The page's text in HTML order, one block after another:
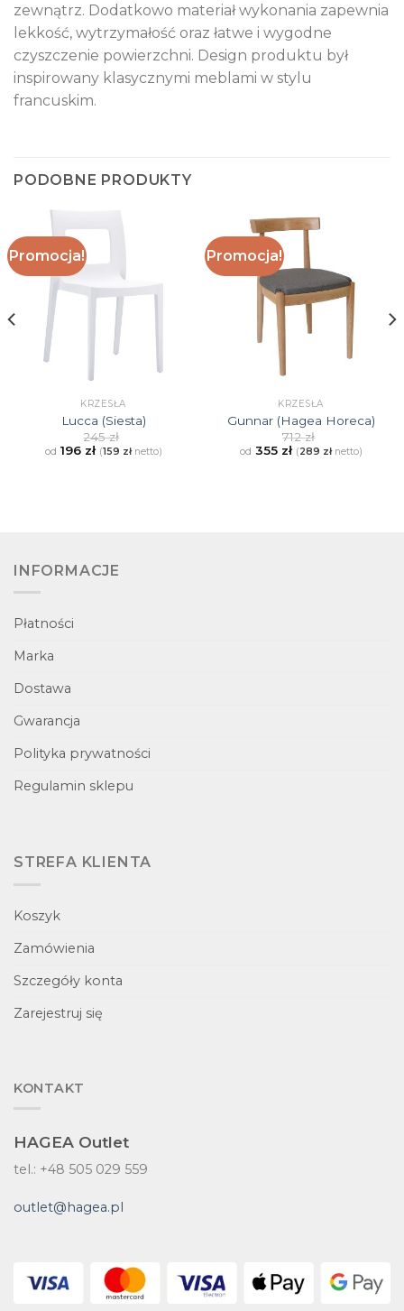
zewnątrz. Dodatkowo materiał wykonania zapewnia
lekkość, wytrzymałość oraz łatwe i wygodne
czyszczenie powierzchni. Design produktu był
inspirowany klasycznymi meblami w stylu
francuskim.
PODOBNE PRODUKTY
Promocja!
KRZESŁA
Lucca (Siesta)
245zł
od 196 zł (159 złnetto)
Promocja!
KRZESŁA
Gunnar (Hagea Horeca)
712zł
od 355 zł (289 złnetto)
INFORMACJE
Płatności
Marka
Dostawa
Gwarancja
Polityka prywatności
Regulamin sklepu
STREFA KLIENTA
Koszyk
Zamówienia
Szczegóły konta
Zarejestruj się
KONTAKT
HAGEA Outlet
tel.: +48 505 029 559
outlet@hagea.pl